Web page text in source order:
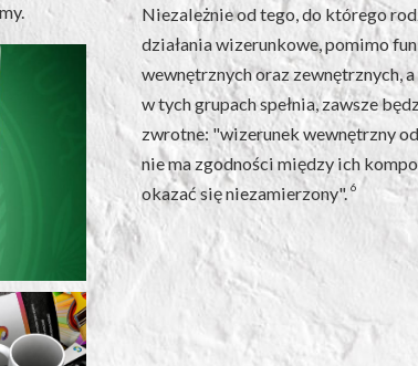
Niezależnie od tego, do którego
działania wizerunkowe, pomimo
wewnętrznych oraz zewnętrznych,
w tych grupach spełnia, zawsze
zwrotne: "wizerunek wewnętrzny
nie ma zgodności między ich
okazać się niezamierzony". 6